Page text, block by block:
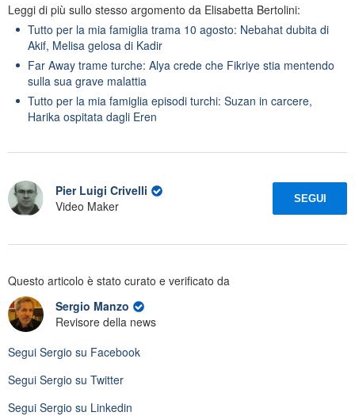
Leggi di più sullo stesso argomento da Elisabetta Bertolini:
Tutto per la mia famiglia trama 10 agosto: Nebahat dubita di
Akif, Melisa gelosa di Kadir
Far Away trame turche: Alya crede che Fikriye stia mentendo
sulla sua grave malattia
Tutto per la mia famiglia episodi turchi: Suzan in carcere,
Harika ospitata dagli Eren
Pier Luigi Crivelli
Video Maker
SEGUI
Questo articolo è stato curato e verificato da
Sergio Manzo
Revisore della news
Segui Sergio su Facebook
Segui Sergio su Twitter
Segui Sergio su Linkedin